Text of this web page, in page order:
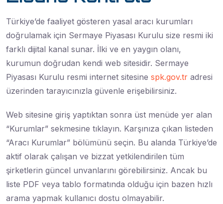
Türkiye’de faaliyet gösteren yasal aracı kurumları
doğrulamak için Sermaye Piyasası Kurulu size resmi iki
farklı dijital kanal sunar. İlki ve en yaygın olanı,
kurumun doğrudan kendi web sitesidir. Sermaye
Piyasası Kurulu resmi internet sitesine spk.gov.tr adresi
üzerinden tarayıcınızla güvenle erişebilirsiniz.
Web sitesine giriş yaptıktan sonra üst menüde yer alan
“Kurumlar” sekmesine tıklayın. Karşınıza çıkan listeden
“Aracı Kurumlar” bölümünü seçin. Bu alanda Türkiye’de
aktif olarak çalışan ve bizzat yetkilendirilen tüm
şirketlerin güncel unvanlarını görebilirsiniz. Ancak bu
liste PDF veya tablo formatında olduğu için bazen hızlı
arama yapmak kullanıcı dostu olmayabilir.